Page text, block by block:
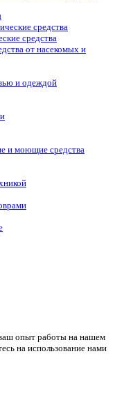
средства
от насекомых и
и одеждой
и моющие средства
опыт работы на нашем
на использование нами